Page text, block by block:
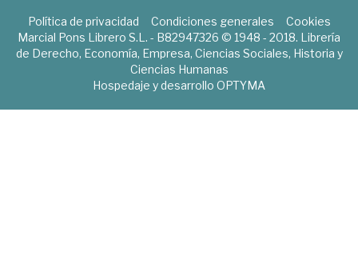
Política de privacidad Condiciones generales
Cookies
Marcial Pons Librero S.L. - B82947326 © 1948 - 2018. Librería
de Derecho, Economía, Empresa, Ciencias Sociales, Historia y
Ciencias Humanas
Hospedaje y desarrollo OPTYMA